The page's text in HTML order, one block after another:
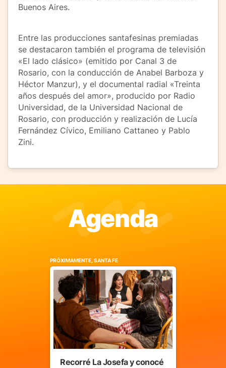
Buenos Aires.
Entre las producciones santafesinas premiadas
se destacaron también el programa de televisión
«El lado clásico» (emitido por Canal 3 de
Rosario, con la conducción de Anabel Barboza y
Héctor Manzur), y el documental radial «Treinta
años después del amor», producido por Radio
Universidad, de la Universidad Nacional de
Rosario, con producción y realización de Lucía
Fernández Cívico, Emiliano Cattaneo y Pablo
Zini.
Agenda
PRÓXIMAMENTE, SANTA FE
Recorré La Josefa y conocé